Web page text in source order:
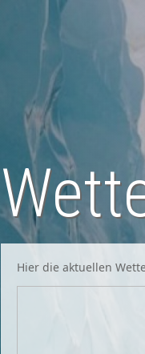
Hier die aktuellen